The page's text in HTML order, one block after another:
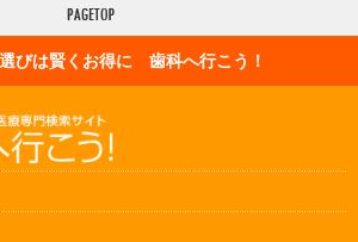
びは賢くお得に 歯科へ行こう！